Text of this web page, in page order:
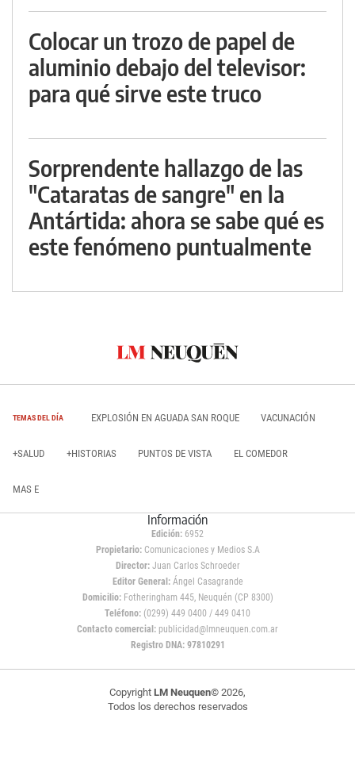
Colocar un trozo de papel de
aluminio debajo del televisor:
para qué sirve este truco
Sorprendente hallazgo de las
"Cataratas de sangre" en la
Antártida: ahora se sabe qué es
este fenómeno puntualmente
TEMAS DEL DÍA EXPLOSIÓN EN AGUADA SAN ROQUE VACUNACIÓN
+SALUD +HISTORIAS PUNTOS DE VISTA EL COMEDOR
MAS E
Información
Edición: 6952
Propietario:Comunicaciones y Medios S.A
Director: Juan Carlos Schroeder
Editor General:Ángel Casagrande
Domicilio:Fotheringham 445, Neuquén (CP 8300)
Teléfono: (0299) 449 0400 / 449 0410
Contacto comercial: publicidad@lmneuquen.com.ar
Registro DNA: 97810291
Copyright LM Neuquen© 2026,
Todos los derechos reservados